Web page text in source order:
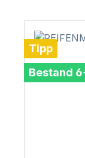
Tipp
Bestand